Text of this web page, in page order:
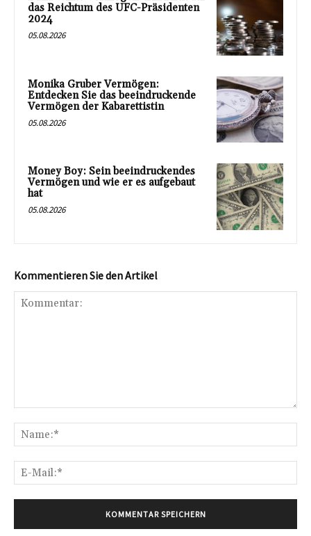
das Reichtum des UFC-Präsidenten
2024
05.08.2026
Monika Gruber Vermögen:
Entdecken Sie das beeindruckende
Vermögen der Kabarettistin
05.08.2026
Money Boy: Sein beeindruckendes
Vermögen und wie er es aufgebaut
hat
05.08.2026
Kommentieren Sie den Artikel